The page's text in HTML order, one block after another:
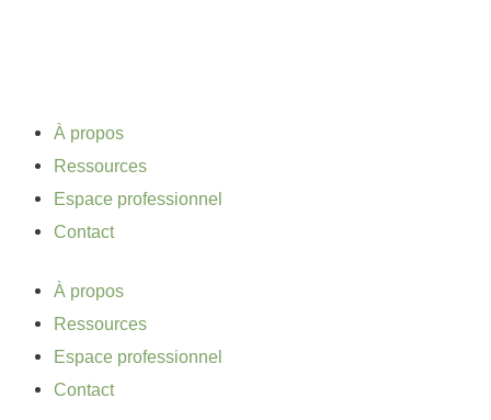
À propos
Ressources
Espace professionnel
Contact
À propos
Ressources
Espace professionnel
Contact